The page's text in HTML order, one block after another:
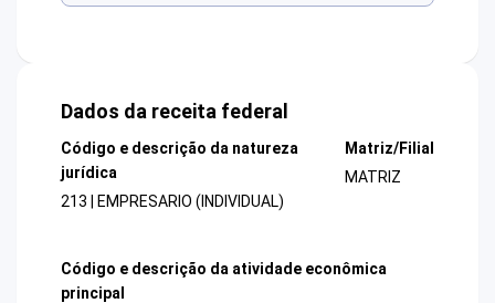
Dados da receita federal
Código e descrição da natureza
jurídica
213 | EMPRESARIO (INDIVIDUAL)
Matriz/Filial
MATRIZ
Código e descrição da atividade econômica
principal